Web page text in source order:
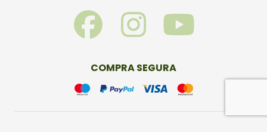
F
a
c
e
I
n
s
t
Y
u
t
COMPRA SEGURA